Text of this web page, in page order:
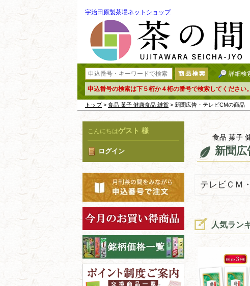
宇治田原製茶場ネットショップ
詳細検
申込番号の検索は下５桁か４桁の番号で検索してください。
トップ> 食品 菓子 健康食品 雑貨 > 新聞広告・テレビCMの商品
こんにちはゲスト 様
ログイン
食品 菓子
新聞
テレビＣＭ
人気ラン